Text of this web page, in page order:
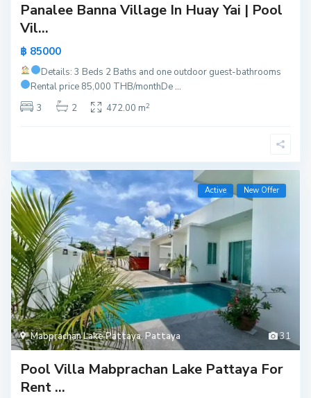
Panalee Banna Village In Huay Yai | Pool
Vil...
฿ 85000
Details: 3 Beds 2 Baths and one outdoor guest-bathrooms
Rental price 85,000 THB/monthDe...
3
2 472.00 m2
31
Mabprachan Lake Pattaya,Pattaya
Active New Offer
Pool Villa Mabprachan Lake Pattaya For
Rent ...